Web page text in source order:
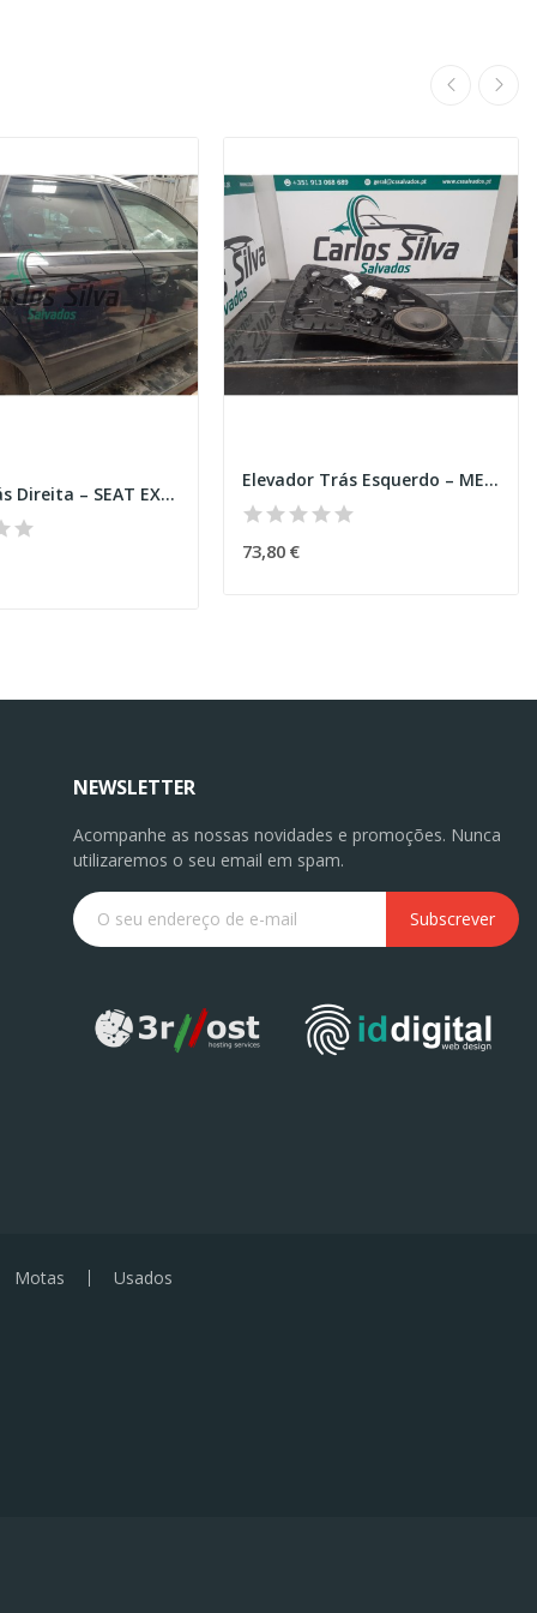
Porta Trás Direita – SEAT EXEO (3R2)
Elevador Trás Esquerdo – MERCEDES-BENZ GLA...
73,80 €
NEWSLETTER
Acompanhe as nossas novidades e promoções. Nunca
utilizaremos o seu email em spam.
Subscrever
Motas Usados